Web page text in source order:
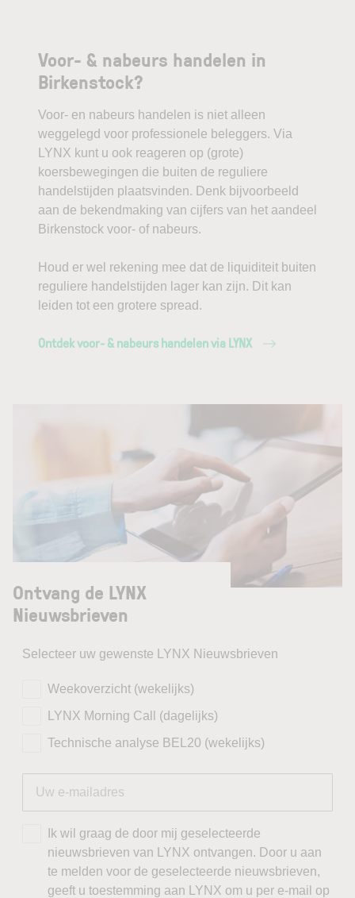
Voor- & nabeurs handelen in
Birkenstock?
Voor- en nabeurs handelen is niet alleen
weggelegd voor professionele beleggers. Via
LYNX kunt u ook reageren op (grote)
koersbewegingen die buiten de reguliere
handelstijden plaatsvinden. Denk bijvoorbeeld
aan de bekendmaking van cijfers van het aandeel
Birkenstock voor- of nabeurs.
Houd er wel rekening mee dat de liquiditeit buiten
reguliere handelstijden lager kan zijn. Dit kan
leiden tot een grotere spread.
Ontdek voor- & nabeurs handelen via LYNX
Ontvang de LYNX
Nieuwsbrieven
Selecteer uw gewenste LYNX Nieuwsbrieven
Weekoverzicht (wekelijks)
LYNX Morning Call (dagelijks)
Technische analyse BEL20 (wekelijks)
Ik wil graag de door mij geselecteerde
nieuwsbrieven van LYNX ontvangen. Door u aan
te melden voor de geselecteerde nieuwsbrieven,
geeft u toestemming aan LYNX om u per e-mail op